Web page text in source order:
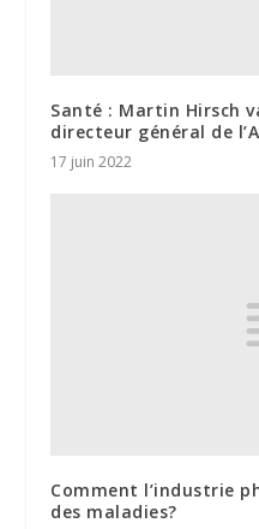
Santé : Martin Hirsch
directeur général de
17 juin 2022
Comment l’industrie
des maladies?